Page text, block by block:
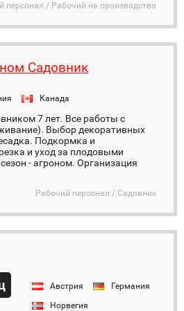
персонал / Рабочий на производство
Садовник
Канада
7 лет. Все работы с
Выбор декоративных
Подкормка и
и уход за плодовыми
- агроном. Организация
Рабочий персонал / Садовник
Австрия
Германия
Норвегия